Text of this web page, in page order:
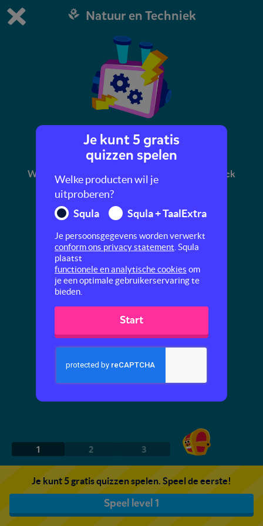
Dit is de gratis demo van Squla.
Bestel nu
0
Natuur en Techniek
Scratch
Wil je leren programmeren? Doe de quiz met Nick
Jordan en leer meer over scripts, sprites en
1 2 3
Je kunt 5 gratis quizzen spelen. Speel de eerste!
Speel level 1
Je kunt 5 gratis
quizzen spelen
Welke producten wil je
uitproberen?
Squla
Squla + TaalExtra
Je persoonsgegevens worden verwerkt
conform ons privacy statement . Squla
plaatst
functionele en analytische cookies om
je een optimale gebruikerservaring te
bieden.
Start